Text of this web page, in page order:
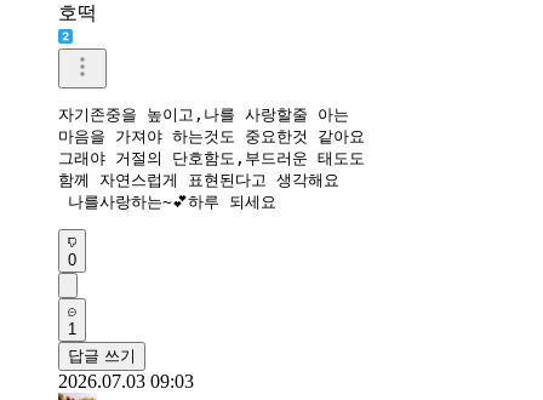
호떡
자기존중을 높이고,나를 사랑할줄 아는
마음을 가져야 하는것도 중요한것 같아요
그래야 거절의 단호함도,부드러운 태도도
함께 자연스럽게 표현된다고 생각해요
나를사랑하는~💕하루 되세요
0
1
답글 쓰기
2026.07.03 09:03